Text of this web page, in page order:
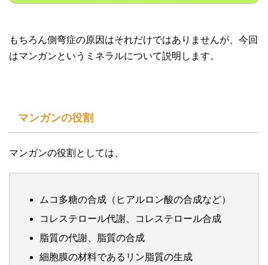
もちろん側弯症の原因はそれだけではありませんが、今回
はマンガンというミネラルについて説明します。
マンガンの役割
マンガンの役割としては、
ムコ多糖の合成（ヒアルロン酸の合成など）
コレステロール代謝、コレステロール合成
脂質の代謝、脂質の合成
細胞膜の材料であるリン脂質の生成